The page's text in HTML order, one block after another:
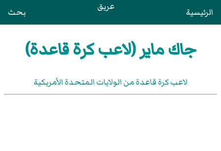
الرئيسية عريق بحث
جاك ماير (لاعب كرة قاعدة)
لاعب كرة قاعدة من الولايات المتحدة الأمريكية